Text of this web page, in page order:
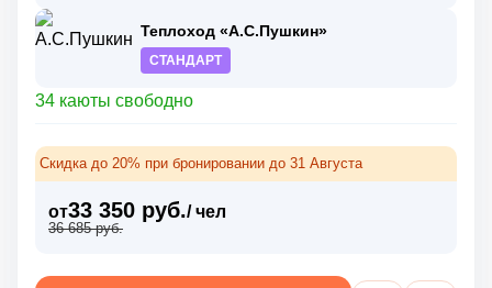
Теплоход «А.С.Пушкин»
СТАНДАРТ
34 каюты свободно
Скидка до 20% при бронировании до 31 Августа
от33 350 руб./ чел
36 685 руб.